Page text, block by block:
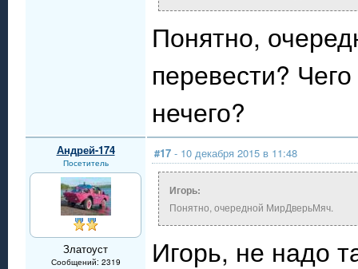
Понятно,
перевести?
нечего?
Андрей-174
Посетитель
Златоуст
Сообщений: 2319
#17 - 10 декабря 2015 в 11:48
Игорь:
Понятно, очередной МирДверьМяч.
Игорь, не надо